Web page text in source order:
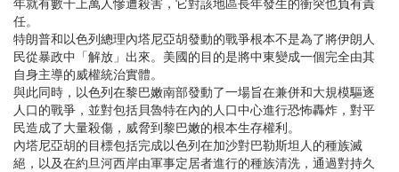
任。
特朗普和以色列總理內塔尼亞胡發動的戰爭根本不是為了將伊朗人
民從暴政中「解放」出來。美國的目的是將中東變成一個完全由其
自身主導的威權統治實體。
與此同時，以色列在黎巴嫩南部發動了一場旨在兼併和大規模驅逐
人口的戰爭，並對包括貝魯特在內的人口中心進行恐怖轟炸，對平
民造成了大量殺傷，威脅到黎巴嫩的根本生存權利。
內塔尼亞胡的目標包括完成以色列在加沙對巴勒斯坦人的種族滅
絕，以及在約旦河西岸由軍事定居者進行的種族清洗，通過對持久